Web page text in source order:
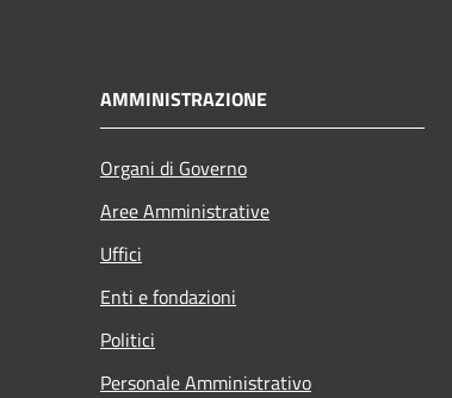
AMMINISTRAZIONE
Organi di Governo
Aree Amministrative
Uffici
Enti e fondazioni
Politici
Personale Amministrativo